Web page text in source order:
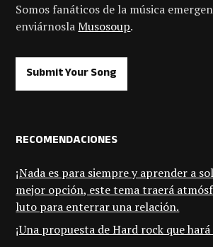
Somos fanáticos de la música
enviárnoslaMusosoup.
Submit Your Song
RECOMENDACIONES
¡Nada es para siempre y aprender a
mejor opción, este tema traerá
luto para enterrar una relación.
¡Una propuesta de Hard rock que